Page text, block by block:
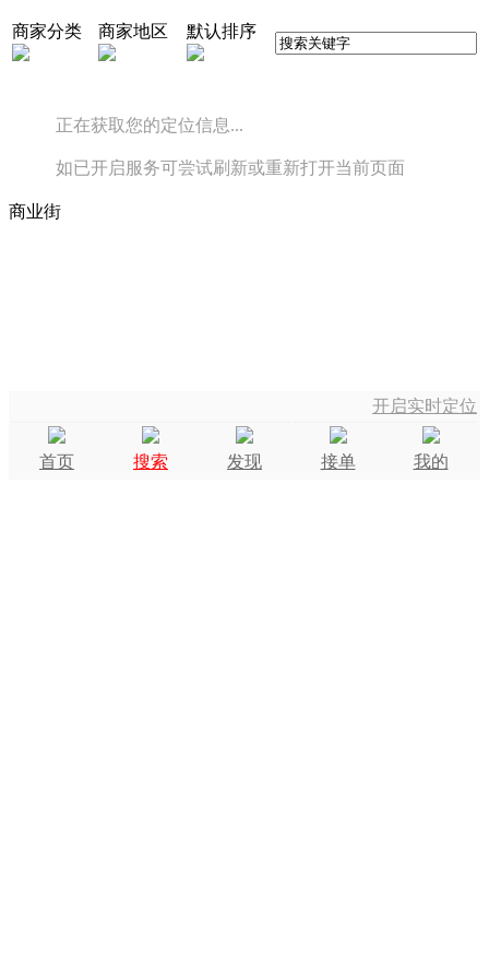
商家分类 商家地区 默认排序
正在获取您的定位信息...
如已开启服务可尝试刷新或重新打开当前页面
商业街
开启实时定位
首页 搜索 发现 接单 我的